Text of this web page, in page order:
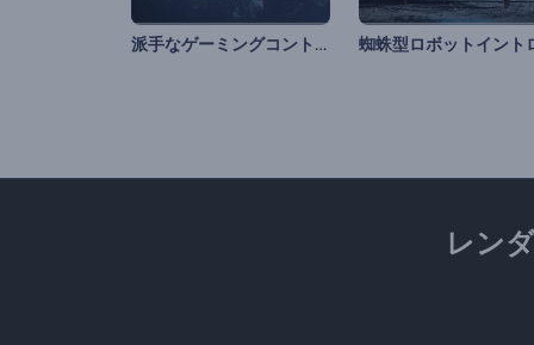
派手なゲーミングコントローラーのイントロ動画 蜘蛛型ロボットイント
レン